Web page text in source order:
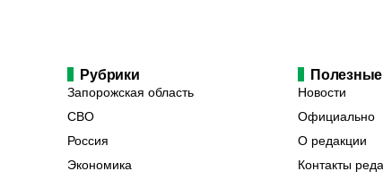
Рубрики
Запорожская область
СВО
Россия
Экономика
Новости
Официально
О редакции
Контакты